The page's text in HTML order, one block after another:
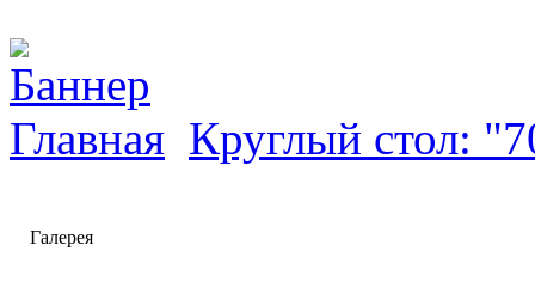
Главная Круглый стол:
Галерея